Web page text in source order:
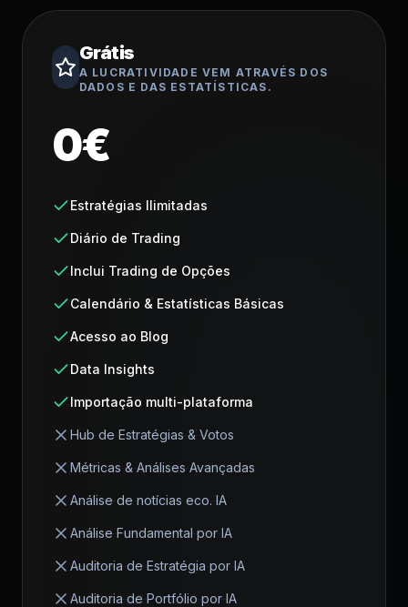
Grátis
A LUCRATIVIDADE VEM ATRAVÉS DOS
DADOS E DAS ESTATÍSTICAS.
0€
Estratégias Ilimitadas
Diário de Trading
Inclui Trading de Opções
Calendário & Estatísticas Básicas
Acesso ao Blog
Data Insights
Importação multi-plataforma
Hub de Estratégias & Votos
Métricas & Análises Avançadas
Análise de notícias eco. IA
Análise Fundamental por IA
Auditoria de Estratégia por IA
Auditoria de Portfólio por IA